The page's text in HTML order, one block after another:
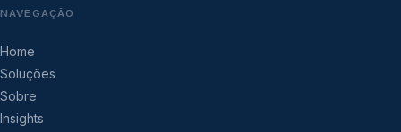
NAVEGAÇÃO
Home
Soluções
Sobre
Insights